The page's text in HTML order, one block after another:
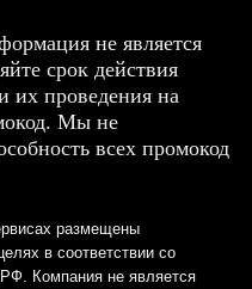
не является
срок действия
их проведения на
Мы не
всех промокод
размещены
в соответствии со
РФ. Компания не является